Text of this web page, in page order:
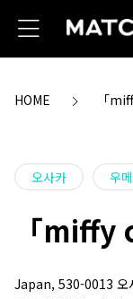
HOME 「
오사카 우
「miffy
Japan, 530-0013 오